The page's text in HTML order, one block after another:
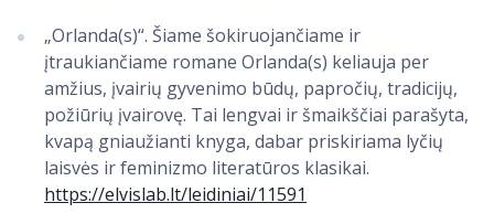
„Orlanda(s)“. Šiame šokiruojančiame ir
įtraukiančiame romane Orlanda(s) keliauja per
amžius, įvairių gyvenimo būdų, papročių, tradicijų,
požiūrių įvairovę. Tai lengvai ir šmaikščiai parašyta,
kvapą gniaužianti knyga, dabar priskiriama lyčių
laisvės ir feminizmo literatūros klasikai.
https://elvislab.lt/leidiniai/11591